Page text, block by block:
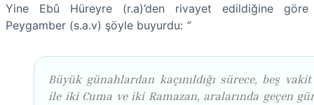
Yine Ebû Hüreyre (r.a)’den rivayet edildiğine göre
Peygamber (s.a.v) şöyle buyurdu: “
Büyük günahlardan kaçınıldığı sürece, beş
ile iki Cuma ve iki Ramazan, aralarında geçen